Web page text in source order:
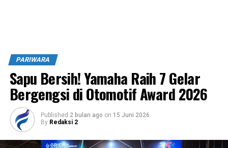
PARIWARA
Sapu Bersih! Yamaha Raih 7 Gelar
Bergengsi di Otomotif Award 2026
Published 2 bulan ago on 15 Juni 2026
By Redaksi 2